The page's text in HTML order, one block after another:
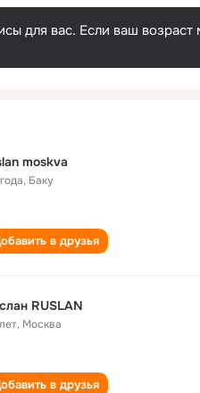
для вас. Если ваш
moskva
, Баку
в друзья
RUSLAN
, Москва
в друзья